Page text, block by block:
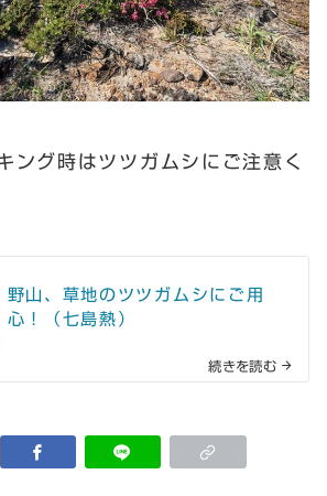
ング時はツツガムシにご注意く
野山、草地のツツガムシにご用
心！（七島熱）
続きを読む